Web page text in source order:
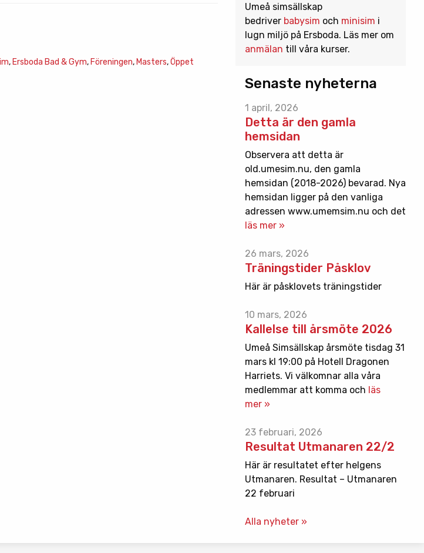
, Ersboda Bad & Gym, Föreningen, Masters,Öppet
Umeå simsällskap
bedriver babysim och minisim i
lugn miljö på Ersboda. Läs mer om
anmälan till våra kurser.
Senaste nyheterna
1 april, 2026
Detta är den gamla
hemsidan
Observera att detta är
old.umesim.nu, den gamla
hemsidan (2018-2026) bevarad. Nya
hemsidan ligger på den vanliga
adressen www.umemsim.nu och det
läs mer »
26 mars, 2026
Träningstider Påsklov
Här är påsklovets träningstider
10 mars, 2026
Kallelse till årsmöte 2026
Umeå Simsällskap årsmöte tisdag 31
mars kl 19:00 på Hotell Dragonen
Harriets. Vi välkomnar alla våra
medlemmar att komma och läs
mer »
23 februari, 2026
Resultat Utmanaren 22/2
Här är resultatet efter helgens
Utmanaren. Resultat – Utmanaren
22 februari
Alla nyheter »